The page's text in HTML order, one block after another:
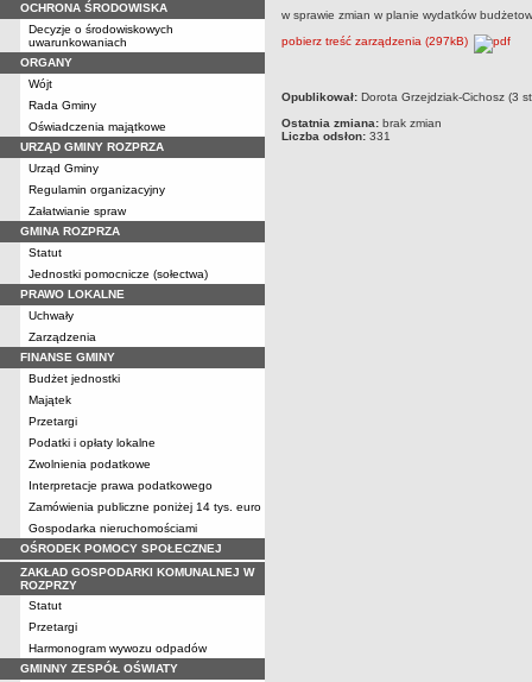
OCHRONA ŚRODOWISKA
Decyzje o środowiskowych
uwarunkowaniach
ORGANY
Wójt
Rada Gminy
Oświadczenia majątkowe
URZĄD GMINY ROZPRZA
Urząd Gminy
Regulamin organizacyjny
Załatwianie spraw
GMINA ROZPRZA
Statut
Jednostki pomocnicze (sołectwa)
PRAWO LOKALNE
Uchwały
Zarządzenia
FINANSE GMINY
Budżet jednostki
Majątek
Przetargi
Podatki i opłaty lokalne
Zwolnienia podatkowe
Interpretacje prawa podatkowego
Zamówienia publiczne poniżej 14 tys. euro
Gospodarka nieruchomościami
OŚRODEK POMOCY SPOŁECZNEJ
ZAKŁAD GOSPODARKI KOMUNALNEJ W
ROZPRZY
Statut
Przetargi
Harmonogram wywozu odpadów
GMINNY ZESPÓŁ OŚWIATY
w sprawie zmian w planie wydatków
pobierz treść zarządzenia (297kB)
Opublikował: Dorota Grzejdziak-Cichosz (3
Ostatnia zmiana: brak zmian
Liczba odsłon: 331